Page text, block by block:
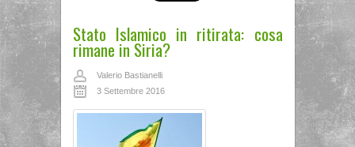
Stato Islamico in ritirata: cosa
rimane in Siria?
Valerio Bastianelli
3 Settembre 2016